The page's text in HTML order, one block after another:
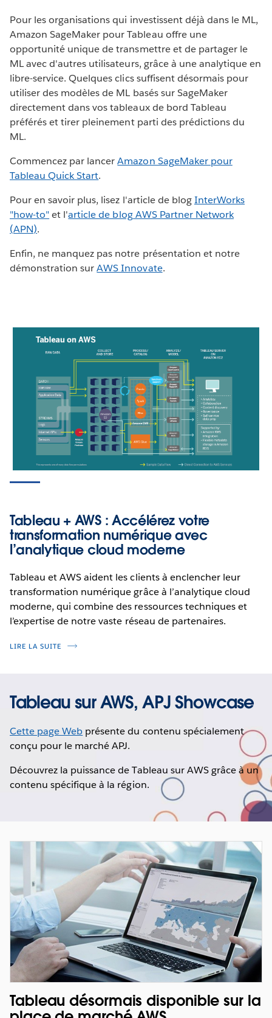
Pour les organisations qui investissent déjà dans le ML,
Amazon SageMaker pour Tableau offre une
opportunité unique de transmettre et de partager le
ML avec d'autres utilisateurs, grâce à une analytique en
libre-service. Quelques clics suffisent désormais pour
utiliser des modèles de ML basés sur SageMaker
directement dans vos tableaux de bord Tableau
préférés et tirer pleinement parti des prédictions du
ML.
Commencez par lancerAmazon SageMaker pour
Tableau Quick Start.
Pour en savoir plus, lisez l'article de blogInterWorks
"how-to"et l'article de blog AWS Partner Network
(APN).
Enfin, ne manquez pas notre présentation et notre
démonstration surAWS Innovate.
Tableau + AWS : Accélérez votre
transformation numérique avec
l’analytique cloud moderne
Tableau et AWS aident les clients à enclencher leur
transformation numérique grâce à l’analytique cloud
moderne, qui combine des ressources techniques et
l’expertise de notre vaste réseau de partenaires.
LIRE LA SUITE
Tableau sur AWS, APJ Showcase
Cette page Web présente du contenu spécialement
conçu pour le marché APJ.
Découvrez la puissance de Tableau sur AWS grâce à un
contenu spécifique à la région.
Tableau désormais disponible sur la